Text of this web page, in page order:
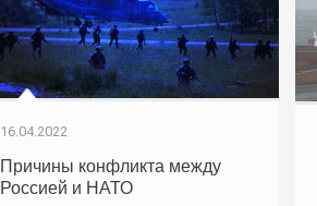
16.04.2022
Причины конфликта между
Россией и НАТО